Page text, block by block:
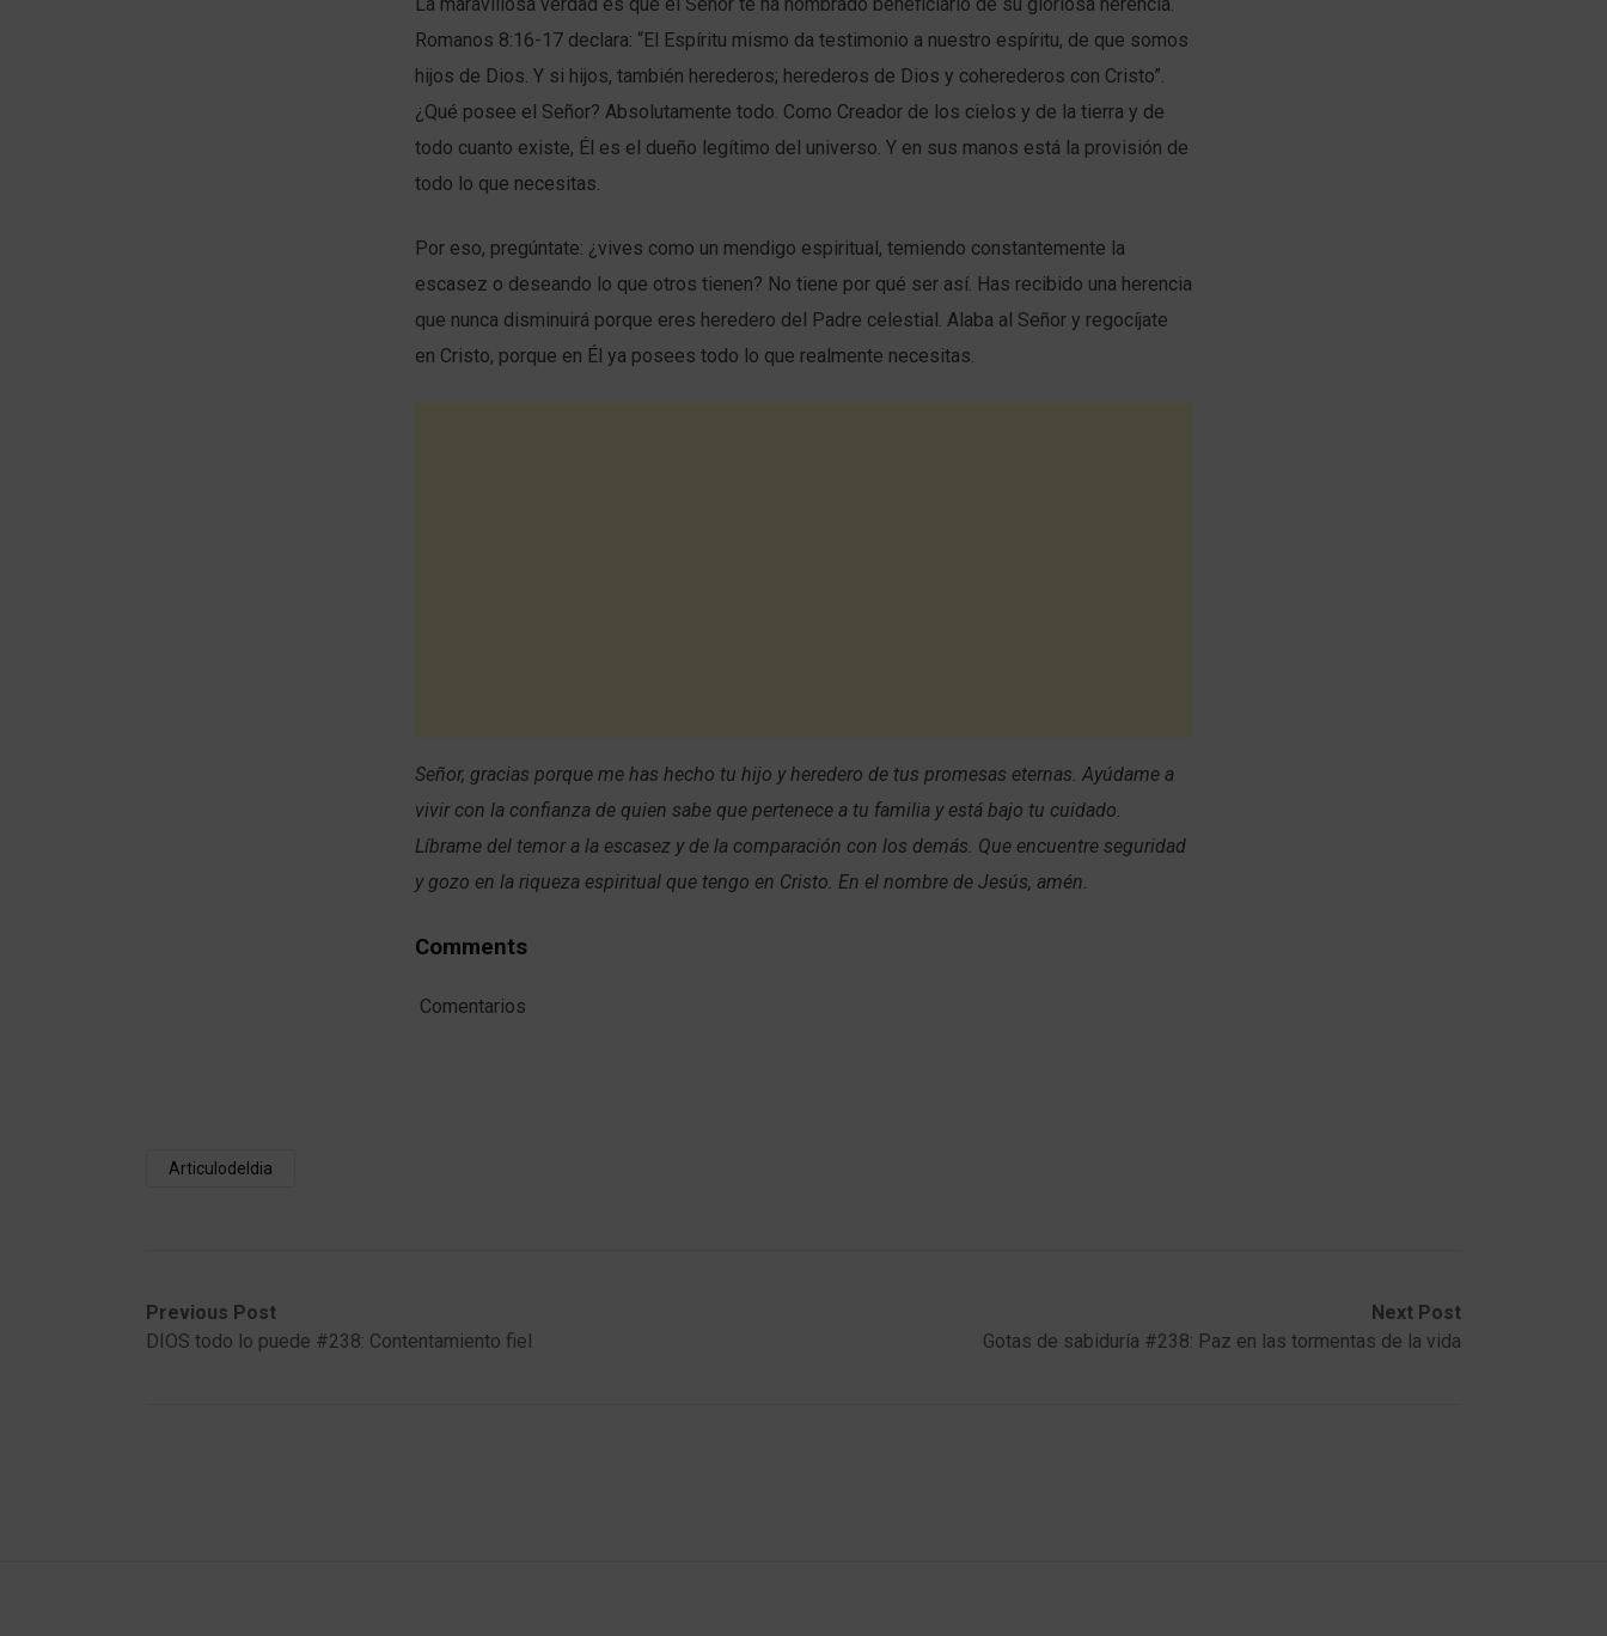
Romanos 8:16-17 declara: “El Espíritu mismo da testimonio a nuestro espíritu, de que somos
hijos de Dios. Y si hijos, también herederos; herederos de Dios y coherederos con Cristo”.
¿Qué posee el Señor? Absolutamente todo. Como Creador de los cielos y de la tierra y de
todo cuanto existe, Él es el dueño legítimo del universo. Y en sus manos está la provisión de
todo lo que necesitas.
Por eso, pregúntate: ¿vives como un mendigo espiritual, temiendo constantemente la
escasez o deseando lo que otros tienen? No tiene por qué ser así. Has recibido una herencia
que nunca disminuirá porque eres heredero del Padre celestial. Alaba al Señor y regocíjate
en Cristo, porque en Él ya posees todo lo que realmente necesitas.
Señor, gracias porque me has hecho tu hijo y heredero de tus promesas eternas. Ayúdame a
vivir con la confianza de quien sabe que pertenece a tu familia y está bajo tu cuidado.
Líbrame del temor a la escasez y de la comparación con los demás. Que encuentre seguridad
y gozo en la riqueza espiritual que tengo en Cristo. En el nombre de Jesús, amén.
Comments
Comentarios
Articulodeldia
Previous Post
DIOS todo lo puede #238: Contentamiento fiel
Next Post
Gotas de sabiduría #238: Paz en las tormentas de la vida